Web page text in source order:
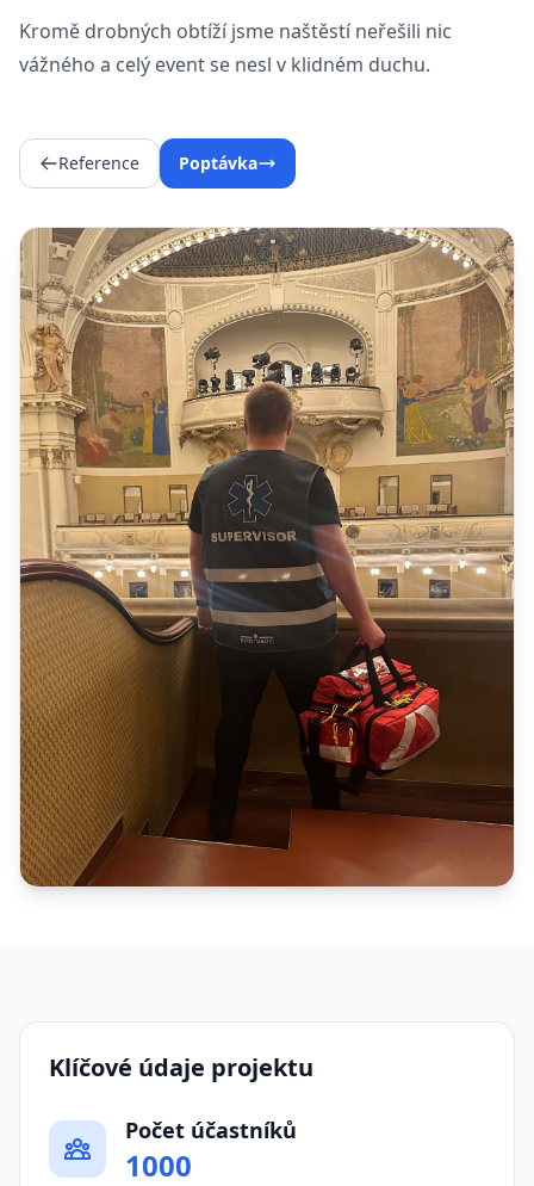
Kromě drobných obtíží jsme naštěstí neřešili nic
vážného a celý event se nesl v klidném duchu.
Reference Poptávka
Klíčové údaje projektu
Počet účastníků
1000